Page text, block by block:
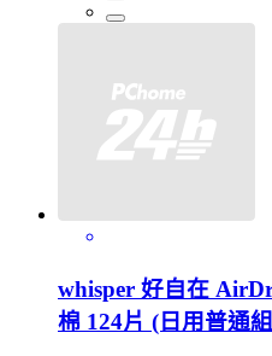
whisper 好自在
棉 124片 (日用普通